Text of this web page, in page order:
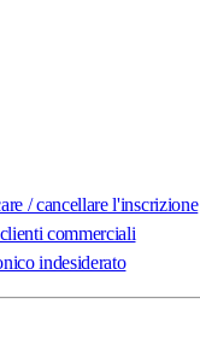
/ cancellare l'inscrizione
commerciali
indesiderato